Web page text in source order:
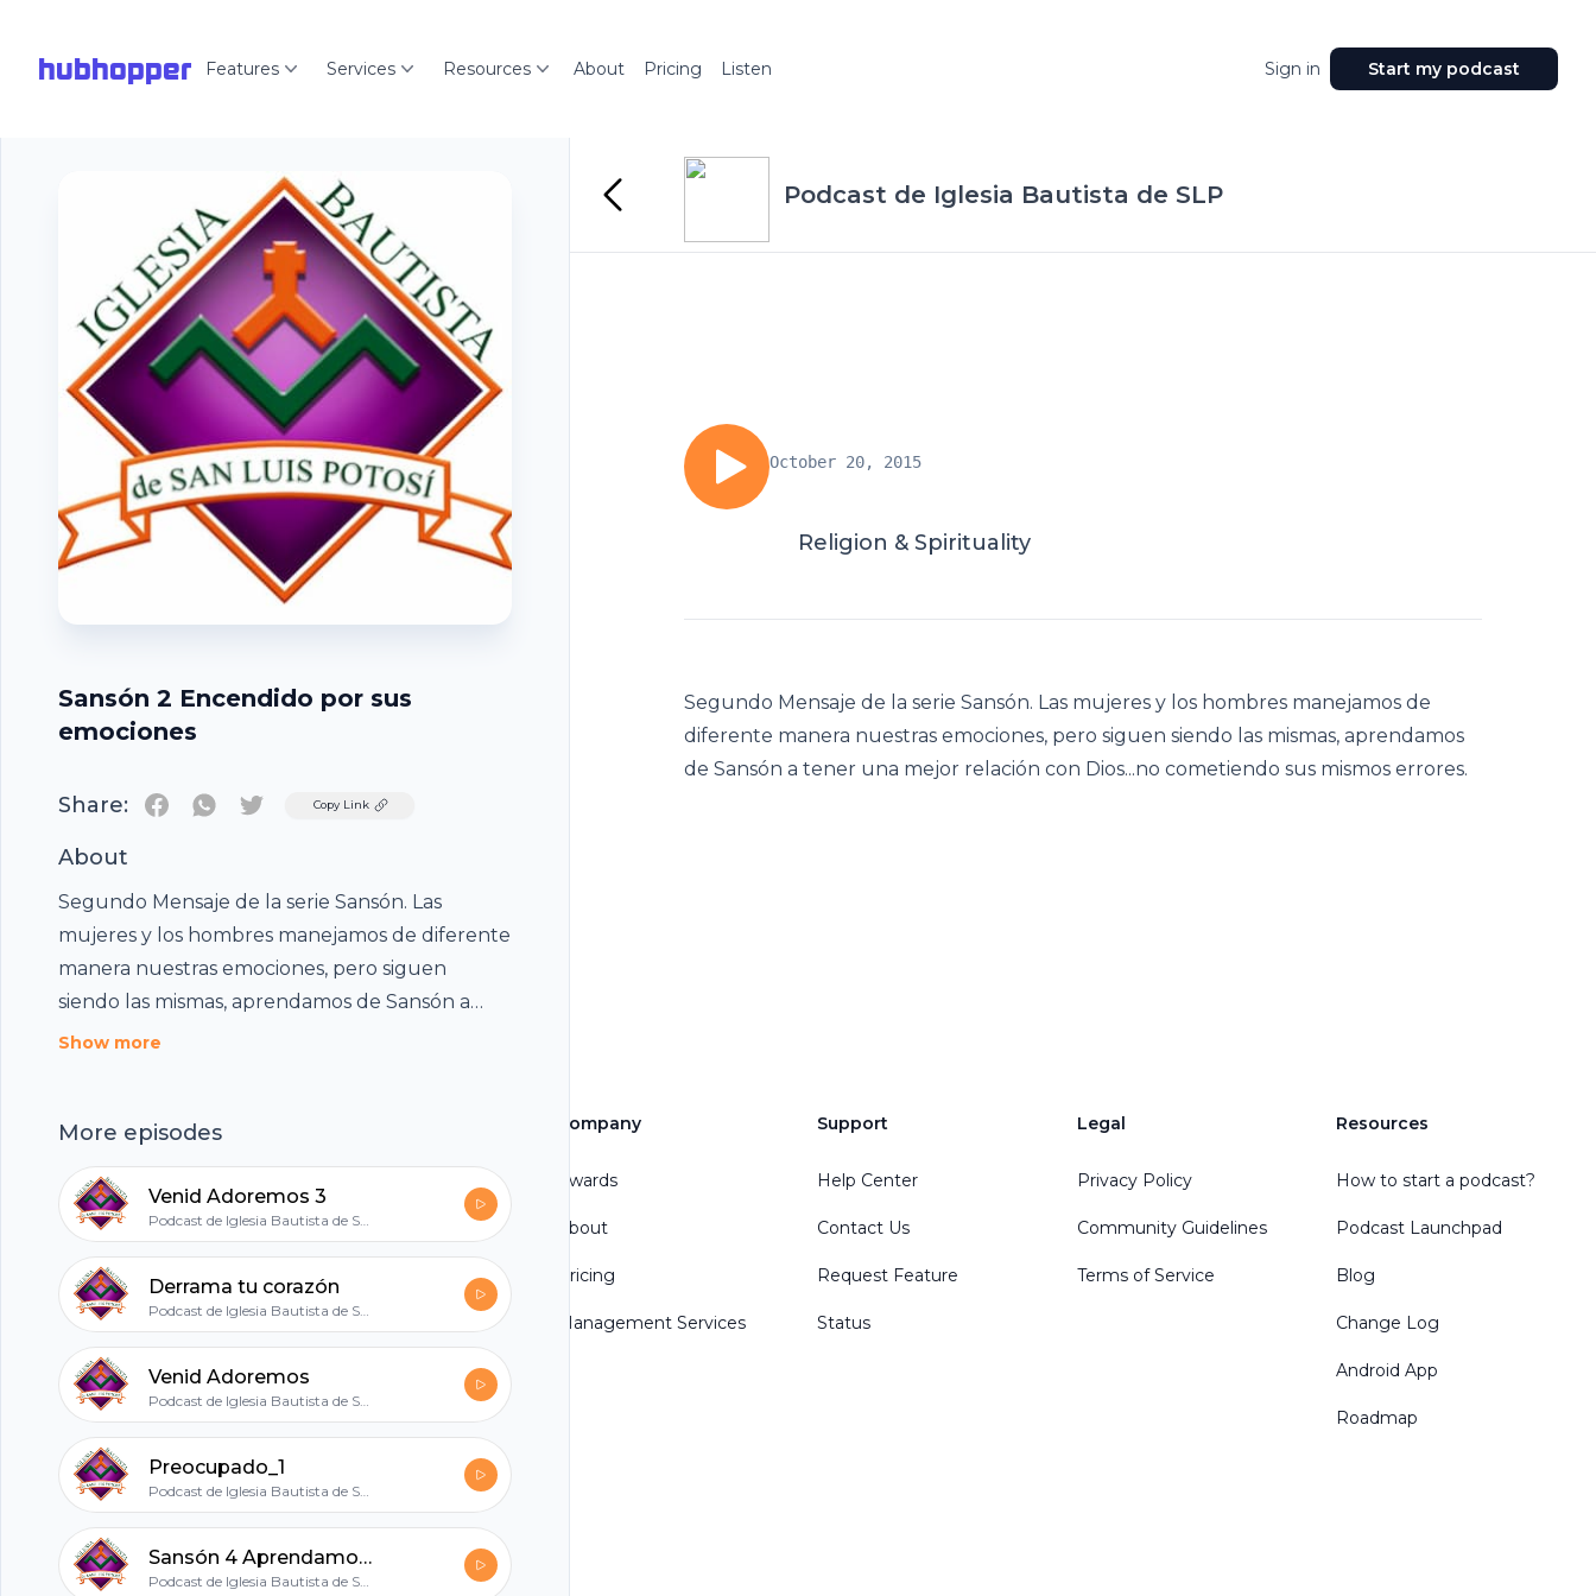
hubhopper Features Services Resources About Pricing Listen Sign in Start my podcast
Sansón 2 Encendido por sus
emociones
Share: TwitterCopy Link
About
Segundo Mensaje de la serie Sansón. Las
mujeres y los hombres manejamos de diferente
manera nuestras emociones, pero siguen
siendo las mismas, aprendamos de Sansón a
tener una mejor relación con Dios...no
Show more
More episodes
Venid Adoremos 3
Podcast de Iglesia Bautista de SLP
Derrama tu corazón
Podcast de Iglesia Bautista de SLP
Venid Adoremos
Podcast de Iglesia Bautista de SLP
Preocupado_1
Podcast de Iglesia Bautista de SLP
Sansón 4 Aprendamos del fracaso
Podcast de Iglesia Bautista de SLP
Podcast de Iglesia Bautista de SLP
October 20, 2015
Religion & Spirituality
Segundo Mensaje de la serie Sansón. Las mujeres y los hombres manejamos de
diferente manera nuestras emociones, pero siguen siendo las mismas, aprendamos
de Sansón a tener una mejor relación con Dios...no cometiendo sus mismos errores.
Footer
hubhopper
All in one podcasting platform.
Start my podcast
Company
Awards
About
Pricing
Management Services
Support
Help Center
Contact Us
Request Feature
Status
Legal
Privacy Policy
Community Guidelines
Terms of Service
Resources
How to start a podcast?
Podcast Launchpad
Blog
Change Log
Android App
Roadmap